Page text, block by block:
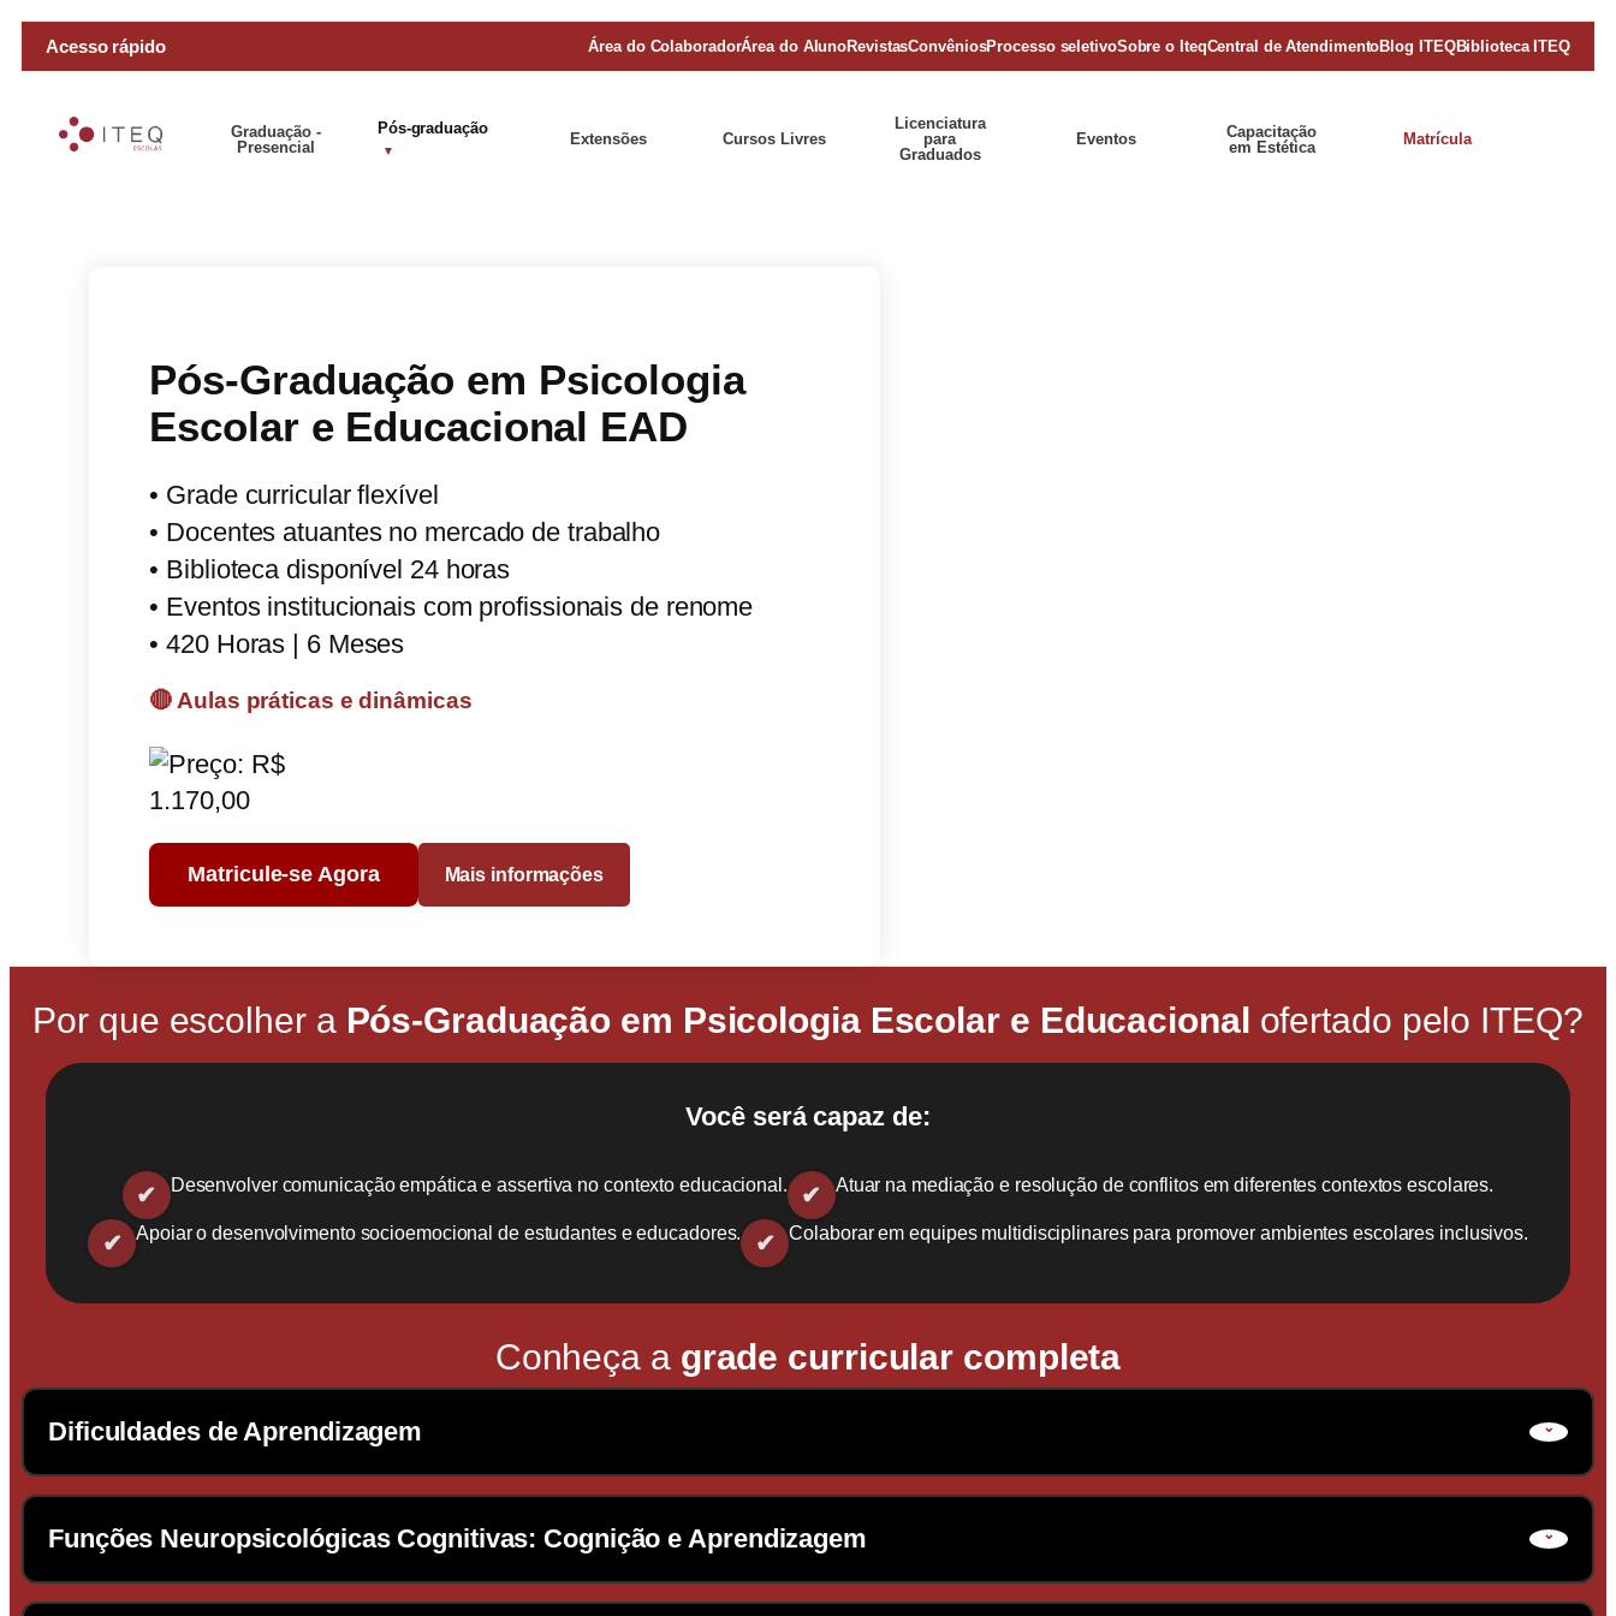
Acesso rápido Área do ColaboradorÁrea do AlunoRevistasConvêniosProcesso seletivoSobre o IteqCentral de AtendimentoBlog ITEQBiblioteca ITEQ
Graduação -
Presencial
Pós-graduação
Extensões Cursos Livres
Licenciatura
para
Graduados
Eventos
Capacitação
em Estética
Matrícula
Pós-Graduação em Psicologia
Escolar e Educacional EAD
• Grade curricular flexível
• Docentes atuantes no mercado de trabalho
• Biblioteca disponível 24 horas
• Eventos institucionais com profissionais de renome
• 420 Horas | 6 Meses
🔴 Aulas práticas e dinâmicas
Matricule-se Agora Mais informações
Por que escolher a Pós-Graduação em Psicologia Escolar e Educacional ofertado pelo ITEQ?
Você será capaz de:
Desenvolver comunicação empática e assertiva no contexto educacional. Atuar na mediação e resolução de conflitos em diferentes contextos escolares.
Apoiar o desenvolvimento socioemocional de estudantes e educadores. Colaborar em equipes multidisciplinares para promover ambientes escolares inclusivos.
Conheça a grade curricular completa
Dificuldades de Aprendizagem
Estudo das principais dificuldades de aprendizagem enfrentadas por crianças e adolescentes, com foco em diagnóstico precoce,
estratégias de intervenção e acompanhamento escolar.
Funções Neuropsicológicas Cognitivas: Cognição e Aprendizagem